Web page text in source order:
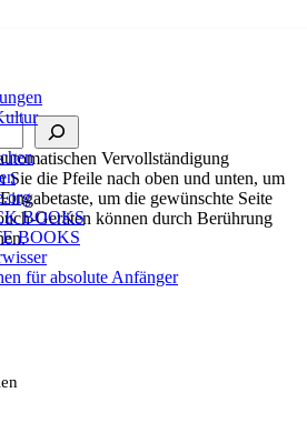
BOOKS
BOOKS
für absolute Anfänger
Vervollständigung
Sie die Pfeile nach oben und unten, um
um die gewünschte Seite
Geräten können durch Berührung